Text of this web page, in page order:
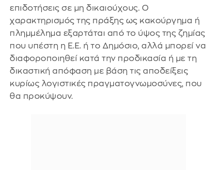
επιδοτήσεις σε μη δικαιούχους. Ο
χαρακτηρισμός της πράξης ως κακούργημα ή
πλημμέλημα εξαρτάται από το ύψος της ζημίας
που υπέστη η Ε.Ε. ή το Δημόσιο, αλλά μπορεί να
διαφοροποιηθεί κατά την προδικασία ή με τη
δικαστική απόφαση με βάση τις αποδείξεις
κυρίως λογιστικές πραγματογνωμοσύνες, που
θα προκύψουν.